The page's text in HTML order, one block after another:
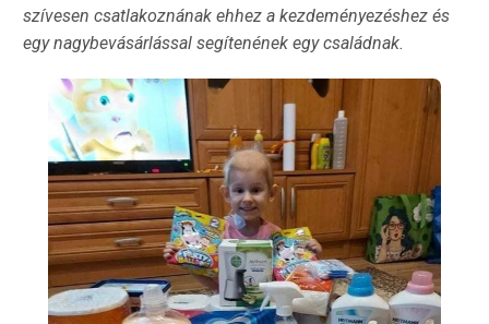
szívesen csatlakoznának ehhez a kezdeményezéshez és
egy nagybevásárlással segítenének egy családnak.